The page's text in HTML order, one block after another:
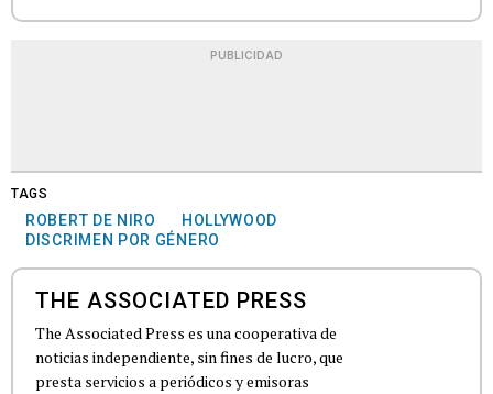
PUBLICIDAD
TAGS
ROBERT DE NIRO
HOLLYWOOD
DISCRIMEN POR GÉNERO
THE ASSOCIATED PRESS
The Associated Press es una cooperativa de
noticias independiente, sin fines de lucro, que
presta servicios a periódicos y emisoras